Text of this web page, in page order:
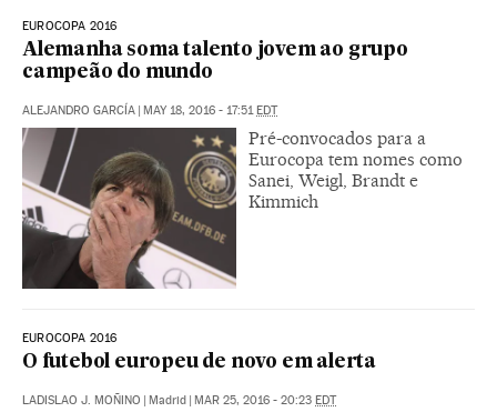
EUROCOPA 2016
Alemanha soma talento jovem ao grupo
campeão do mundo
ALEJANDRO GARCÍA | MAY 18, 2016 - 17:51EDT
Pré-convocados para a
Eurocopa tem nomes como
Sanei, Weigl, Brandt e
Kimmich
EUROCOPA 2016
O futebol europeu de novo em alerta
LADISLAO J. MOÑINO | Madrid | MAR 25, 2016 - 20:23 EDT